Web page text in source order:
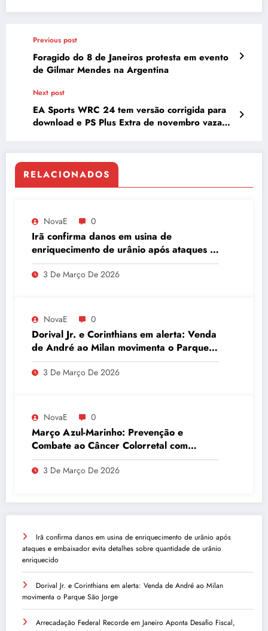
Previous post
Foragido do 8 de Janeiros protesta em evento
de Gilmar Mendes na Argentina
Next post
EA Sports WRC 24 tem versão corrigida para
download e PS Plus Extra de novembro vaza
RELACIONADOS
NovaE 0
Irã confirma danos em usina de
enriquecimento de urânio após ataques e
embaixador evita detalhes sobre
quantidade de urânio enriquecido
3 De Março De 2026
NovaE 0
Dorival Jr. e Corinthians em alerta: Venda
de André ao Milan movimenta o Parque
São Jorge
3 De Março De 2026
NovaE 0
Março Azul-Marinho: Prevenção e
Combate ao Câncer Colorretal com
Atividades Físicas
3 De Março De 2026
Irã confirma danos em usina de enriquecimento de urânio após
ataques e embaixador evita detalhes sobre quantidade de urânio
enriquecido
Dorival Jr. e Corinthians em alerta: Venda de André ao Milan
movimenta o Parque São Jorge
Arrecadação Federal Recorde em Janeiro Aponta Desafio Fiscal,